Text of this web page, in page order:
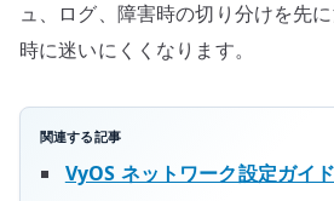
ュ、ログ、障害時の切り分けを先
時に迷いにくくなります。
関連する記事
VyOS ネットワーク設定ガイ